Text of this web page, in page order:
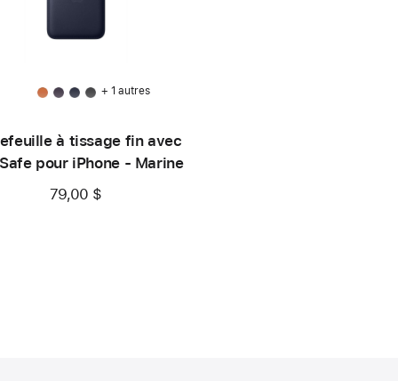
+ 1 autres
à tissage fin avec
pour iPhone - Marine
79,00 $